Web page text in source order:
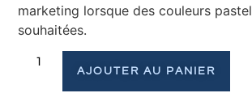
marketing lorsque des couleurs
souhaitées.
AJOUTER AU PANIER